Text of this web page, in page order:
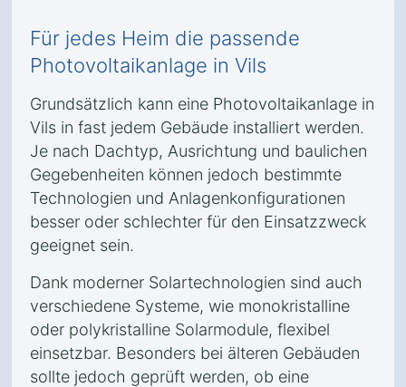
Für jedes Heim die passende
Photovoltaikanlage in Vils
Grundsätzlich kann eine Photovoltaikanlage in
Vils in fast jedem Gebäude installiert werden.
Je nach Dachtyp, Ausrichtung und baulichen
Gegebenheiten können jedoch bestimmte
Technologien und Anlagenkonfigurationen
besser oder schlechter für den Einsatzzweck
geeignet sein.
Dank moderner Solartechnologien sind auch
verschiedene Systeme, wie monokristalline
oder polykristalline Solarmodule, flexibel
einsetzbar. Besonders bei älteren Gebäuden
sollte jedoch geprüft werden, ob eine